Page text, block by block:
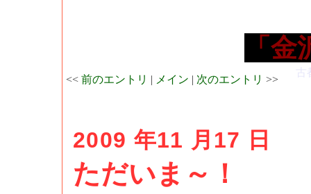
「
<< 前のエントリ | メイン | 次のエントリ >>
2009 年11 月17 日
ただいま～！